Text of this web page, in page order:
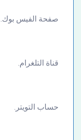
صفحة الفيس بوك.
قناة التلغرام.
حساب التويتر.